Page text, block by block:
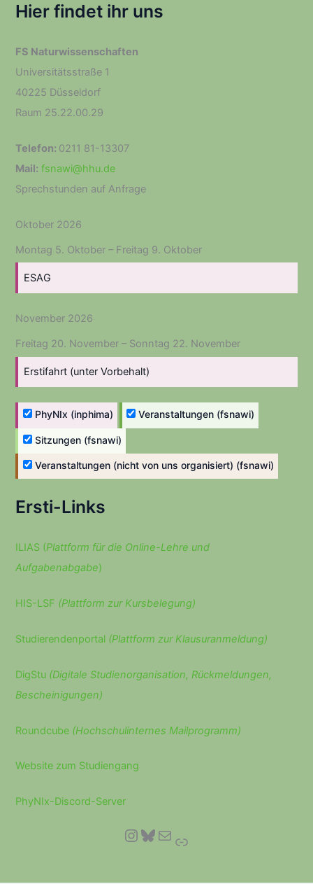
Hier findet ihr uns
FS Naturwissenschaften
Universitätsstraße 1
40225 Düsseldorf
Raum 25.22.00.29
Telefon: 0211 81-13307
Mail: fsnawi@hhu.de
Sprechstunden auf Anfrage
Oktober 2026
Montag 5. Oktober – Freitag 9. Oktober
ESAG
November 2026
Freitag 20. November – Sonntag 22. November
Erstifahrt (unter Vorbehalt)
PhyNIx (inphima) Veranstaltungen (fsnawi)
Sitzungen (fsnawi)
Veranstaltungen (nicht von uns organisiert) (fsnawi)
Ersti-Links
ILIAS (Plattform für die Online-Lehre und
Aufgabenabgabe)
HIS-LSF (Plattform zur Kursbelegung)
Studierendenportal (Plattform zur Klausuranmeldung)
DigStu (Digitale Studienorganisation, Rückmeldungen,
Bescheinigungen)
Roundcube (Hochschulinternes Mailprogramm)
Website zum Studiengang
PhyNIx-Discord-Server
Instagram Bluesky E-Mail Link